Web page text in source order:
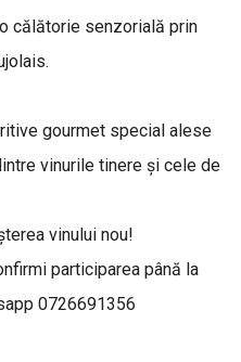
călătorie senzorială prin
gourmet special alese
vinurile tinere și cele de
vinului nou!
participarea până la
0726691356